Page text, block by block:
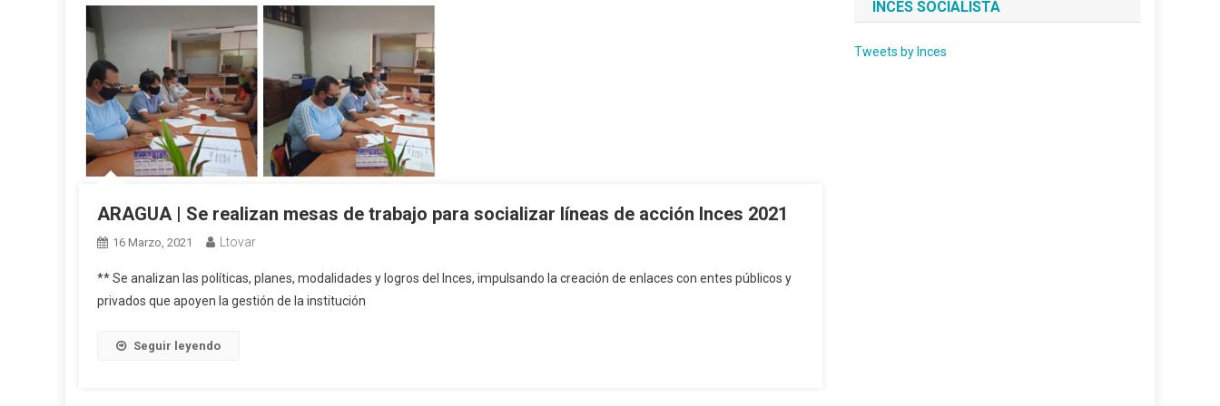
ARAGUA | Se realizan mesas de trabajo para socializar líneas de acción Inces 2021
16 Marzo, 2021 Ltovar
** Se analizan las políticas, planes, modalidades y logros del Inces, impulsando la creación de enlaces con entes públicos y
privados que apoyen la gestión de la institución
Seguir leyendo
INCES SOCIALISTA
Tweets by Inces